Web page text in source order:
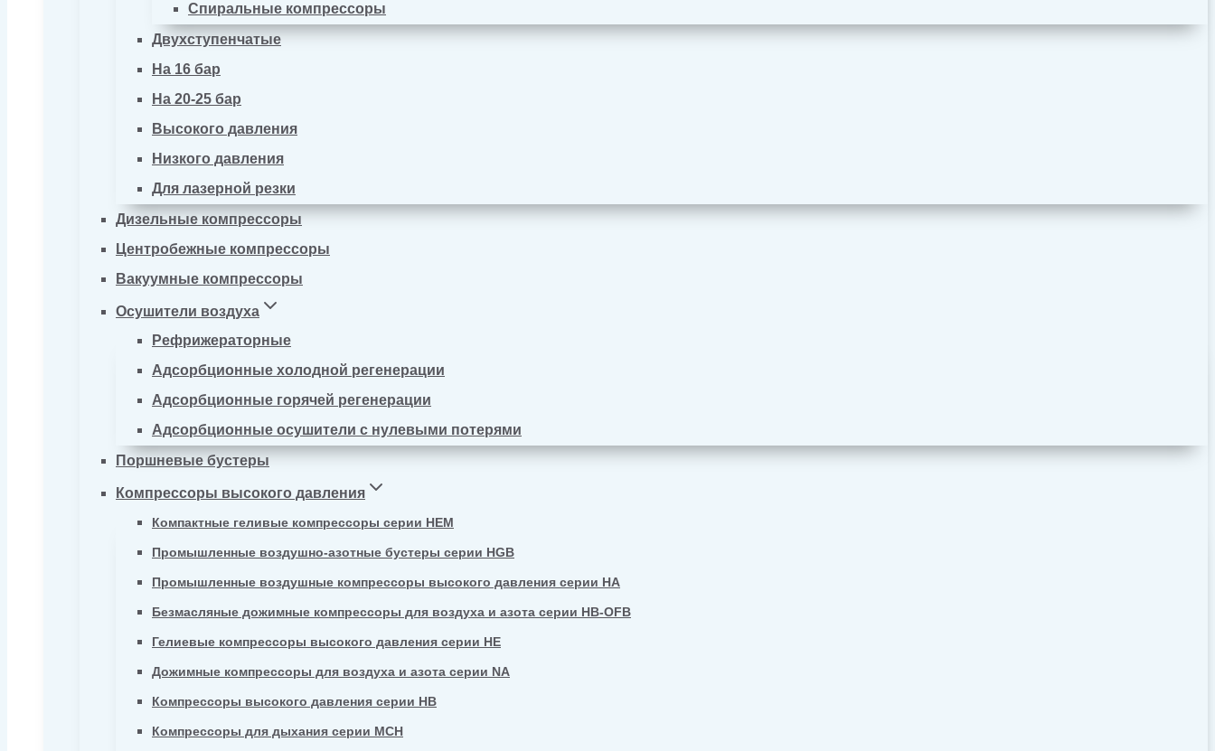
Спиральные компрессоры
Двухступенчатые
На 16 бар
На 20-25 бар
Высокого давления
Низкого давления
Для лазерной резки
Дизельные компрессоры
Центробежные компрессоры
Вакуумные компрессоры
Осушители воздуха
Рефрижераторные
Адсорбционные холодной регенерации
Адсорбционные горячей регенерации
Адсорбционные осушители с нулевыми потерями
Поршневые бустеры
Компрессоры высокого давления
Компактные геливые компрессоры серии HEM
Промышленные воздушно-азотные бустеры серии HGB
Промышленные воздушные компрессоры высокого давления серии HA
Безмасляные дожимные компрессоры для воздуха и азота серии HB-OFB
Гелиевые компрессоры высокого давления серии HE
Дожимные компрессоры для воздуха и азота серии NA
Компрессоры высокого давления серии HB
Компрессоры для дыхания серии MCH